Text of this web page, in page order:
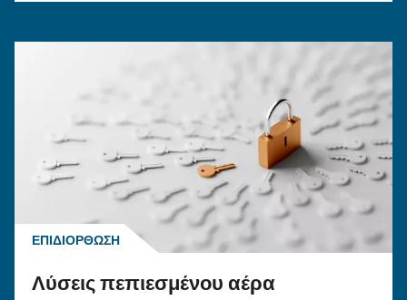
ΠΕΠΙΕΣΜΈΝΟΣ ΑΈΡΑΣ
Σωληνώσεις πεπιεσμένου
αέρα: ο πλήρης, πρακτικός
οδηγός
Πλήρης οδηγός για τις σωληνώσεις